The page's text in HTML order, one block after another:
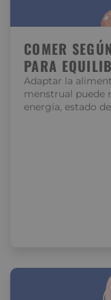
COMER
PARA
Adaptar la
menstrual puede
energía, estado